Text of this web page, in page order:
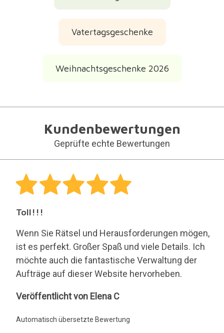
Vatertagsgeschenke
Weihnachtsgeschenke 2026
Kundenbewertungen
Geprüfte echte Bewertungen
Toll!!!
Wenn Sie Rätsel und Herausforderungen mögen,
ist es perfekt. Großer Spaß und viele Details. Ich
möchte auch die fantastische Verwaltung der
Aufträge auf dieser Website hervorheben.
Elena
Veröffentlicht von Elena C
Automatisch übersetzte Bewertung